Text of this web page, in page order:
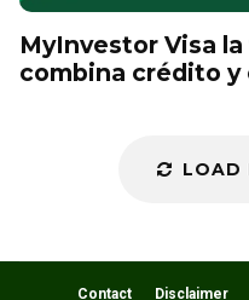
MyInvestor Visa
combina crédito y
LOAD
Contact Disclaimer